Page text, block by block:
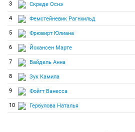
3 Скреде Оснэ
4 Фемстейневик Рагнхильд
5 Фрювирт Юлиана
6 Йохансен Марте
7 Вайдель Анна
8 Зук Камила
9 Фойгт Ванесса
10 Гербулова Наталья